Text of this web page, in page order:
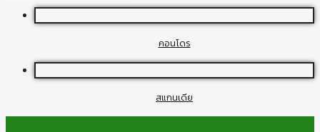
คอนโดร
สแกนเดีย